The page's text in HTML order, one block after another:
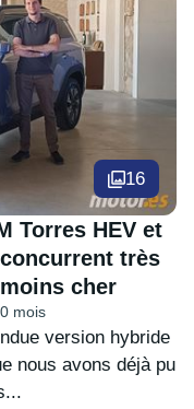
16
Torres HEV et
très
cher
mois
version hybride
nous avons déjà pu